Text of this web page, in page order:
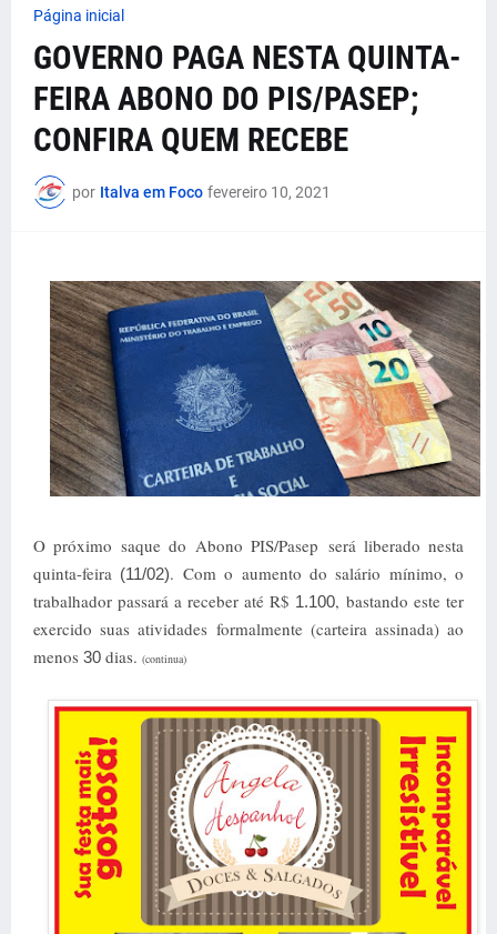
Página inicial
GOVERNO PAGA NESTA QUINTA-
FEIRA ABONO DO PIS/PASEP;
CONFIRA QUEM RECEBE
por Italva em Foco fevereiro 10, 2021
O próximo saque do Abono PIS/Pasep será liberado nesta
quinta-feira (11/02). Com o aumento do salário mínimo, o
trabalhador passará a receber até R$ 1.100, bastando este ter
exercido suas atividades formalmente (carteira assinada) ao
menos 30 dias. (continua)